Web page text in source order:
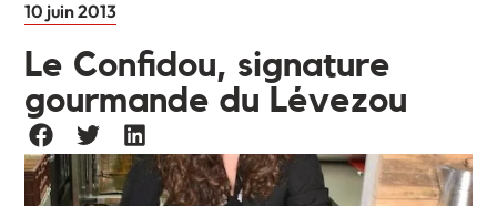
10 juin 2013
Le Confidou, signature
gourmande du Lévezou